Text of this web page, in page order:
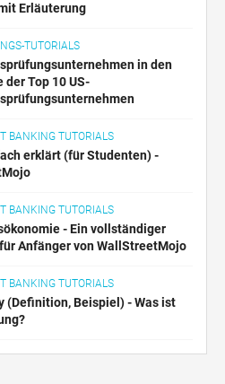
Erläuterung
TUTORIALS
in den
der Top 10 US-
BANKING TUTORIALS
erklärt (für Studenten) -
BANKING TUTORIALS
- Ein vollständiger
Anfänger von WallStreetMojo
BANKING TUTORIALS
(Definition, Beispiel) - Was ist